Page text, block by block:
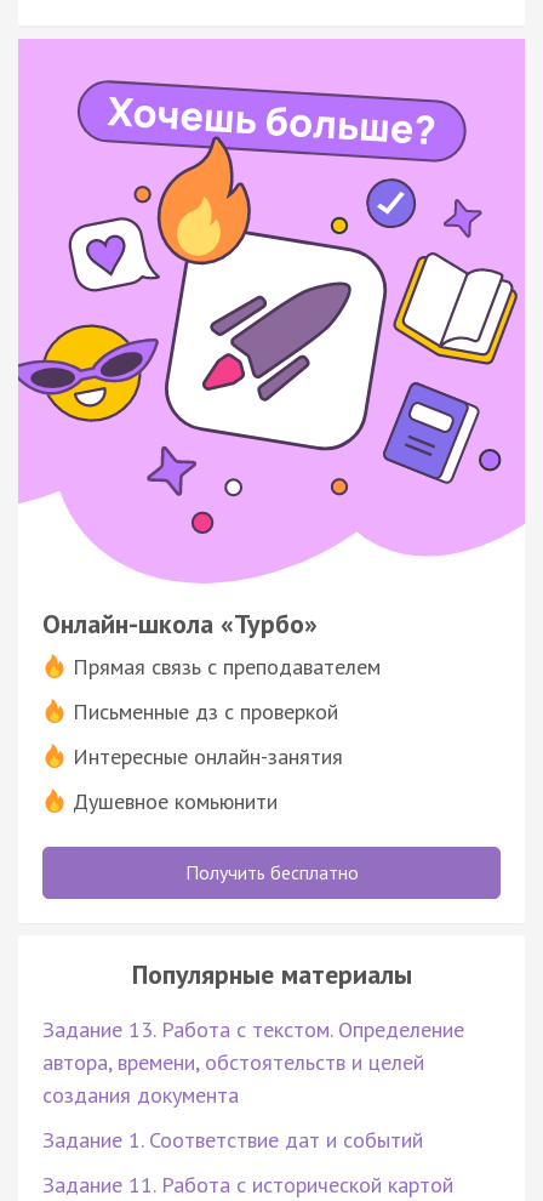
Онлайн-школа «Турбо»
Прямая связь с преподавателем
Письменные дз с проверкой
Интересные онлайн-занятия
Душевное комьюнити
Получить бесплатно
Популярные материалы
Задание 13. Работа с текстом. Определение
автора, времени, обстоятельств и целей
создания документа
Задание 1. Соответствие дат и событий
Задание 11. Работа с исторической картой